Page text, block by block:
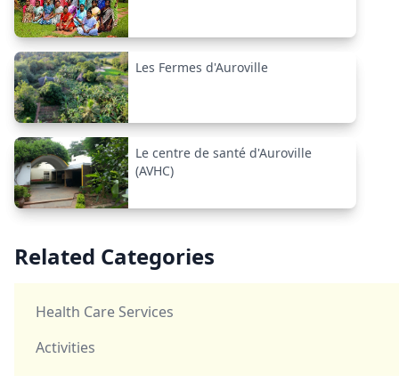
Les Fermes d'Auroville
Le centre de santé d'Auroville
(AVHC)
Related Categories
Health Care Services
Activities